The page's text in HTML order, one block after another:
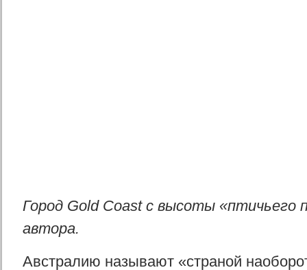
Город Gold Coast с высоты «птичьего
автора.
Австралию называют «страной